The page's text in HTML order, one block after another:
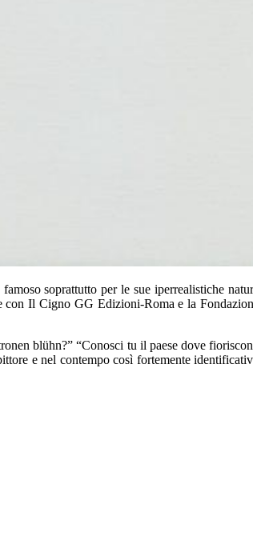
soprattutto per le sue iperrealistiche
con Il Cigno GG Edizioni-Roma e la
blühn?” “Conosci tu il paese dove
e nel contempo così fortemente